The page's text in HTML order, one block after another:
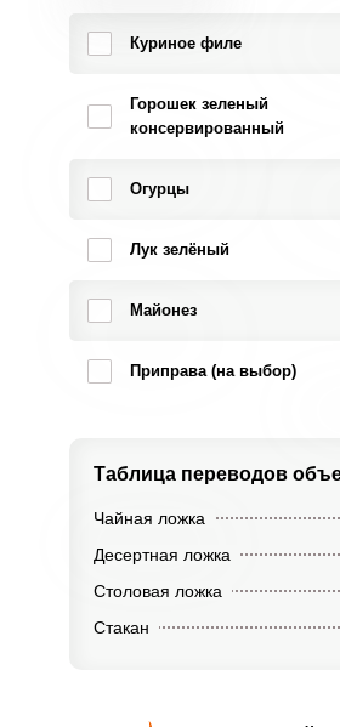
Куриное филе
Горошек зеленый
консервированный
Огурцы
Лук зелёный
Майонез
Приправа (на выбор)
Таблица переводов
Чайная ложка
Десертная ложка
Столовая ложка
Стакан